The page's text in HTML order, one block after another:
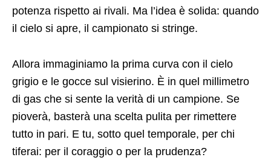
potenza rispetto ai rivali. Ma l’idea è solida: quando
il cielo si apre, il campionato si stringe.
Allora immaginiamo la prima curva con il cielo
grigio e le gocce sul visierino. È in quel millimetro
di gas che si sente la verità di un campione. Se
pioverà, basterà una scelta pulita per rimettere
tutto in pari. E tu, sotto quel temporale, per chi
tiferai: per il coraggio o per la prudenza?